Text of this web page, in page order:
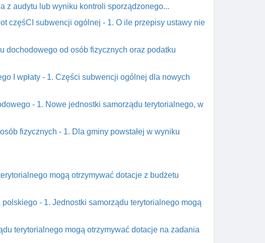
z audytu lub wyniku kontroli sporządzonego...
częśCI subwencji ogólnej - 1. O ile przepisy ustawy nie
dochodowego od osób fizycznych oraz podatku
I wpłaty - 1. Części subwencji ogólnej dla nowych
- 1. Nowe jednostki samorządu terytorialnego, w
fizycznych - 1. Dla gminy powstałej w wyniku
mogą otrzymywać dotacje z budżetu
- 1. Jednostki samorządu terytorialnego mogą
terytorialnego mogą otrzymywać dotacje na zadania